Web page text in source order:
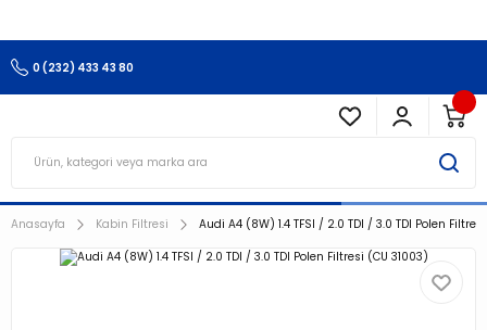
0 (232) 433 43 80
Anasayfa Kabin Filtresi Audi A4 (8W) 1.4 TFSI / 2.0 TDI / 3.0 TDI Polen